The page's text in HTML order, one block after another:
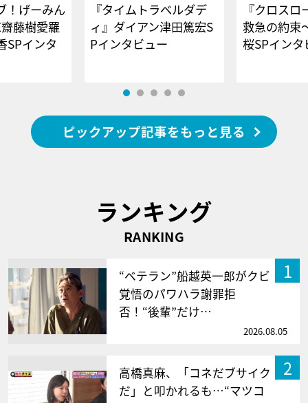
！げーみん
藤樹愛羅
SPインタ
『タイムトラベルダデ
ィ』ダイアン津田篤宏S
Pインタビュー
『クロス
救急の約束
桜SPイ
ピックアップ記事をもっと見る
ランキング
RANKING
1
“ベテラン”船越英一郎がクビ
覚悟のパワハラ謝罪拒
否！“後輩”だけ…
2026.08.05
2
高橋真麻、「コネだブサイク
だ」と叩かれるも…“マツコ